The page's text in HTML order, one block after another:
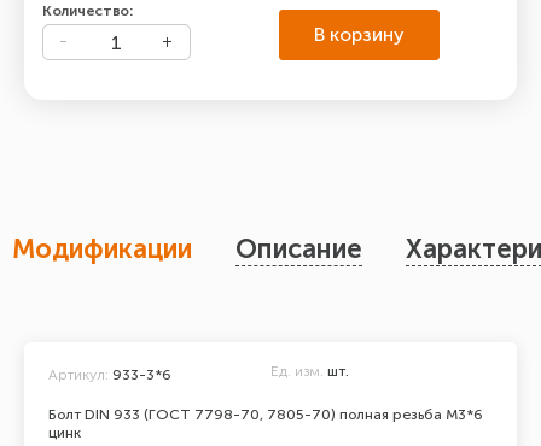
Количество:
В корзину
Модификации Описание
Болт DIN 933 (ГОСТ 7798-70, 7805-70) полная резьба М3*6
цинк
Артикул: 933-3*6 Ед. изм. шт.